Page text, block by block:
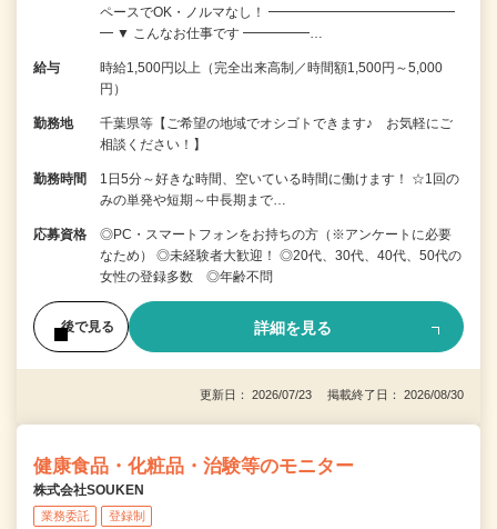
ペースでOK・ノルマなし！ ━━━━━━━━━━━━━━
━ ▼ こんなお仕事です ━━━━━…
給与
時給1,500円以上（完全出来高制／時間額1,500円～5,000
円）
勤務地
千葉県等【ご希望の地域でオシゴトできます♪ お気軽にご
相談ください！】
勤務時間
1日5分～好きな時間、空いている時間に働けます！ ☆1回の
みの単発や短期～中長期まで…
応募資格
◎PC・スマートフォンをお持ちの方（※アンケートに必要
なため） ◎未経験者大歓迎！ ◎20代、30代、40代、50代の
女性の登録多数 ◎年齢不問
後で見る 詳細を見る
更新日： 2026/07/23 掲載終了日： 2026/08/30
健康食品・化粧品・治験等のモニター
株式会社SOUKEN
業務委託 登録制